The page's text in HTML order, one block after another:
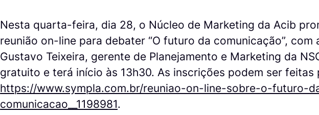
Nesta quarta-feira, dia 28, o Núcleo de Marketing da Acib
reunião on-line para debater “O futuro da comunicação”,
Gustavo Teixeira, gerente de Planejamento e Marketing da
gratuito e terá início às 13h30. As inscrições podem ser feitas
https://www.sympla.com.br/reuniao-on-line-sobre-o-futuro-
comunicacao__1198981.